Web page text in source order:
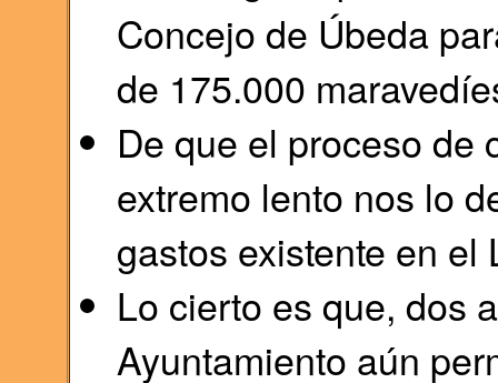
Concejo de Úbeda
de 175.000
De que el proceso de
extremo lento nos lo
gastos existente en
Lo cierto es que, dos
Ayuntamiento aún